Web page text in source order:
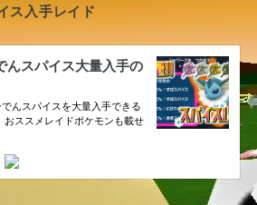
ス入手レイド